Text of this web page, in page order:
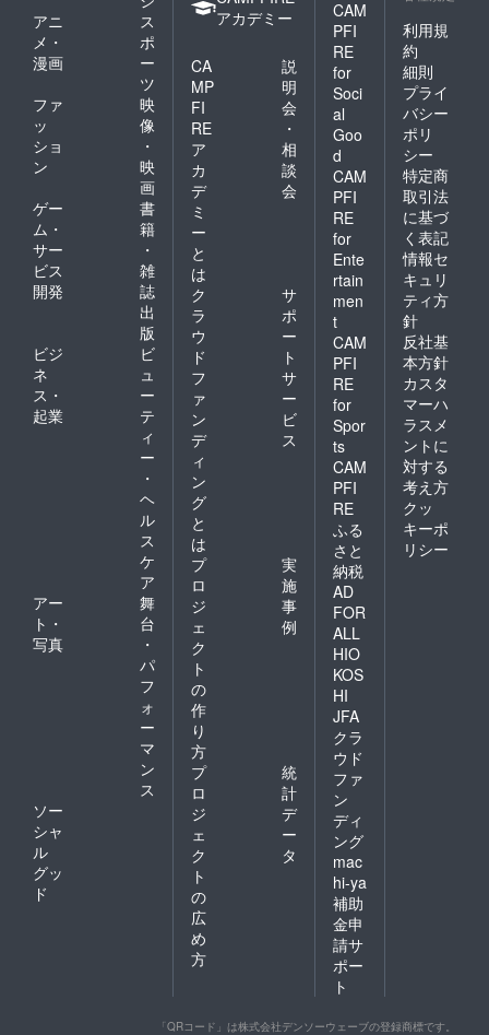
アニ
メ・
漫画
ス
ポ
ー
ツ
ファ
ッ
ショ
ン
映
像
・
映
画
ゲー
ム・
サー
ビス
開発
書
籍
・
雑
誌
出
版
ビジ
ネ
ス・
起業
ビ
ュ
ー
テ
ィ
ー
・
ヘ
ル
ス
ケ
ア
アー
ト・
写真
舞
台
・
パ
フ
ォ
ー
マ
ン
ス
ソー
シャ
ル
グッ
ド
アカデミー
CA
MP
FI
RE
ア
カ
デ
ミ
ー
と
は
説
明
会
・
相
談
会
ク
ラ
ウ
ド
フ
ァ
ン
デ
ィ
ン
グ
と
は
サ
ポ
ー
ト
サ
ー
ビ
ス
プ
ロ
ジ
ェ
ク
ト
の
作
り
方
実
施
事
例
プ
ロ
ジ
ェ
ク
ト
の
広
め
方
統
計
デ
ー
タ
CAM
PFI
RE
for
Soci
al
Goo
d
CAM
PFI
RE
for
Ente
rtain
men
t
CAM
PFI
RE
for
Spor
ts
CAM
PFI
RE
ふる
さと
納税
AD
FOR
ALL
HIO
KOS
HI
JFA
クラ
ウド
ファ
ン
ディ
ング
mac
hi-ya
補助
金申
請サ
ポー
ト
利用規
約
細則
プライ
バシー
ポリ
シー
特定商
取引法
に基づ
く表記
情報セ
キュリ
ティ方
針
反社基
本方針
カスタ
マーハ
ラスメ
ントに
対する
考え方
クッ
キーポ
リシー
「QRコード」は株式会社デンソーウェーブの登録商標です。